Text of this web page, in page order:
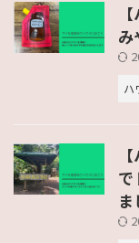
み
ハ
で